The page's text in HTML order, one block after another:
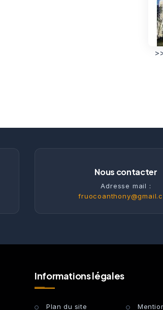
Nous contacter
Adresse mail :
Informations légales
Plan du site